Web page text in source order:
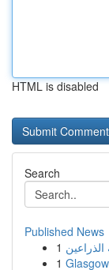
HTML is disabled
Search
Published News
1
1